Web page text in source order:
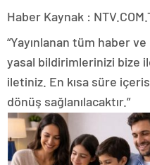
Haber Kaynak :
“Yayınlanan tüm haber
yasal bildirimlerinizi bize
iletiniz. En kısa süre
dönüş sağlanılacaktır.”